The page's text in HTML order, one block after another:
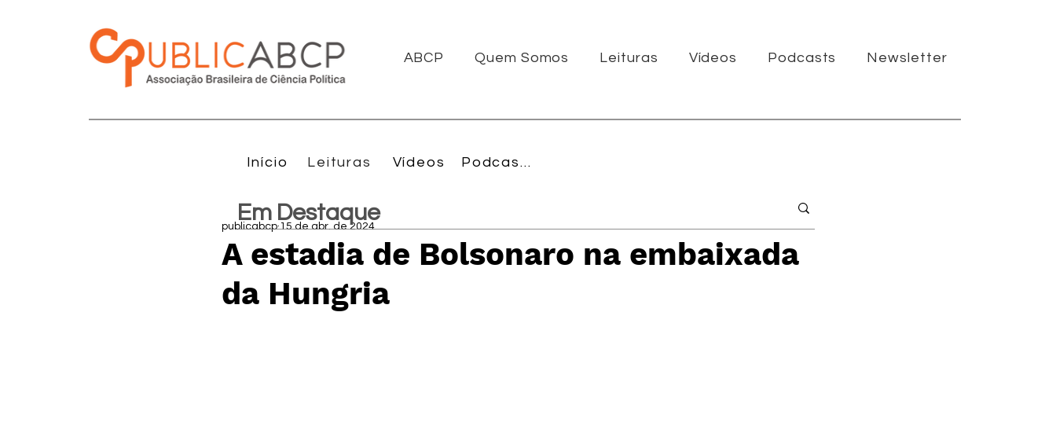
ABCP Quem Somos Leituras Vídeos Podcasts Newsletter
Início Leituras Vídeos Podcasts
A estadia de Bolsonaro na embaixada
da Hungria
publicabcp 15 de abr. de 2024
Em Destaque